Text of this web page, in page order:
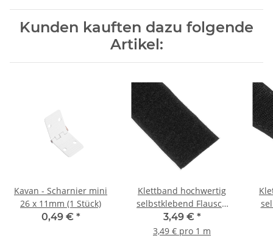
Kunden kauften dazu folgende
Artikel:
Kavan - Scharnier mini
26 x 11mm (1 Stück)
0,49 € *
Klettband hochwertig
selbstklebend Flausch
30mm - 1m
3,49 € *
3,49 € pro 1 m